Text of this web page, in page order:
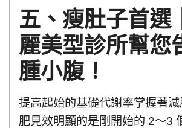
五、 瘦肚子首選
麗美型診所幫您
腫小腹！
提高起始的基礎代謝率掌握著
肥見效明顯的是剛開始的 2～3